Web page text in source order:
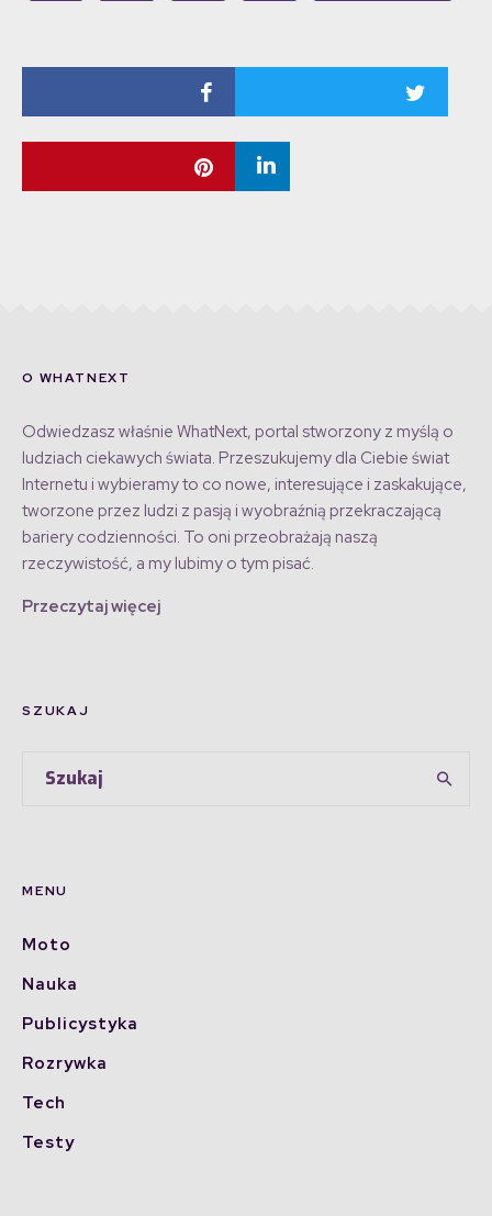
O WHATNEXT
Odwiedzasz właśnie WhatNext, portal stworzony z myślą o
ludziach ciekawych świata. Przeszukujemy dla Ciebie świat
Internetu i wybieramy to co nowe, interesujące i zaskakujące,
tworzone przez ludzi z pasją i wyobraźnią przekraczającą
bariery codzienności. To oni przeobrażają naszą
rzeczywistość, a my lubimy o tym pisać.
Przeczytaj więcej
SZUKAJ
MENU
Moto
Nauka
Publicystyka
Rozrywka
Tech
Testy